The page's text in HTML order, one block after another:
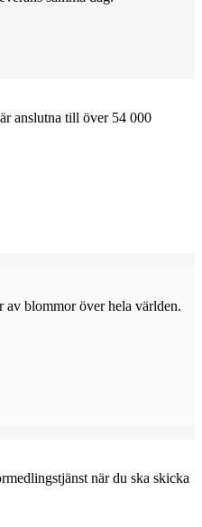
anslutna till över 54 000
av blommor över hela världen.
när du ska skicka